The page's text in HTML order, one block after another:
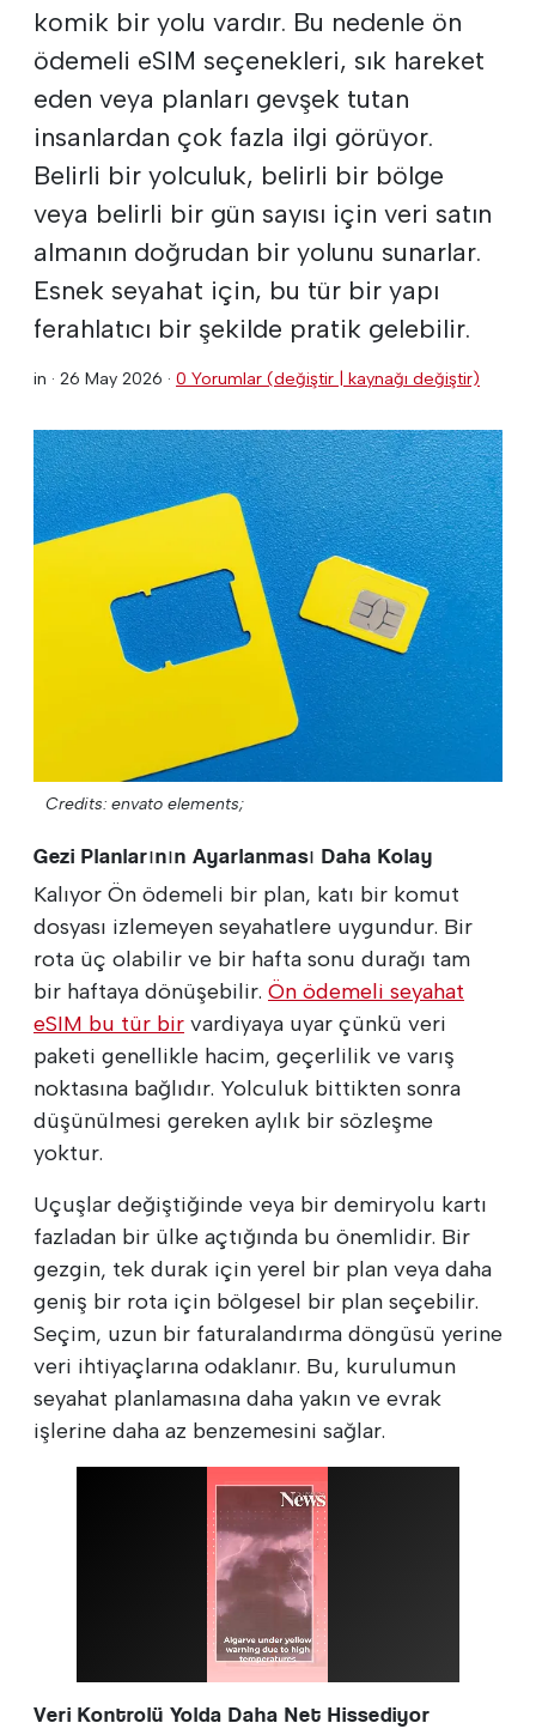
komik bir yolu vardır. Bu nedenle ön
ödemeli eSIM seçenekleri, sık hareket
eden veya planları gevşek tutan
insanlardan çok fazla ilgi görüyor.
Belirli bir yolculuk, belirli bir bölge
veya belirli bir gün sayısı için veri satın
almanın doğrudan bir yolunu sunarlar.
Esnek seyahat için, bu tür bir yapı
ferahlatıcı bir şekilde pratik gelebilir.
in · 26 May 2026 · 0 Yorumlar (değiştir | kaynağı değiştir)
Credits: envato elements;
Gezi Planlarının Ayarlanması Daha Kolay
Kalıyor Ön ödemeli bir plan, katı bir komut
dosyası izlemeyen seyahatlere uygundur. Bir
rota üç olabilir ve bir hafta sonu durağı tam
bir haftaya dönüşebilir. Ön ödemeli seyahat
eSIM bu tür bir vardiyaya uyar çünkü veri
paketi genellikle hacim, geçerlilik ve varış
noktasına bağlıdır. Yolculuk bittikten sonra
düşünülmesi gereken aylık bir sözleşme
yoktur.
Uçuşlar değiştiğinde veya bir demiryolu kartı
fazladan bir ülke açtığında bu önemlidir. Bir
gezgin, tek durak için yerel bir plan veya daha
geniş bir rota için bölgesel bir plan seçebilir.
Seçim, uzun bir faturalandırma döngüsü yerine
veri ihtiyaçlarına odaklanır. Bu, kurulumun
seyahat planlamasına daha yakın ve evrak
işlerine daha az benzemesini sağlar.
Veri Kontrolü Yolda Daha Net Hissediyor